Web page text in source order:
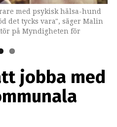
med psykisk hälsa-hund
det tycks vara", säger Malin
på Myndigheten för
med psykisk hälsa-hund
det tycks vara", säger Malin
på Myndigheten för
jobba med